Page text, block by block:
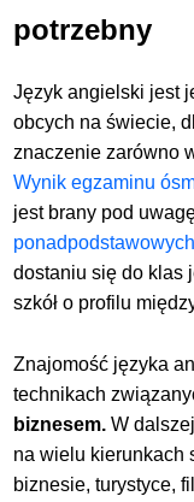
potrzebny
Język angielski jest
obcych na świecie,
znaczenie zarówno
Wynik egzaminu
jest brany pod
ponadpodstawowych
dostaniu się do klas
szkół o profilu
Znajomość języka
technikach
biznesem. W
na wielu kierunkach
biznesie, turystyce,